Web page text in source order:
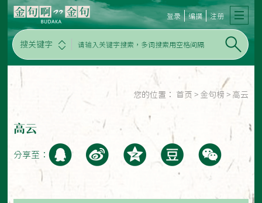
搜关键字
登录 编撰 注册
您的位置： 首页 > 金句榜 > 高云
高云
分享至：